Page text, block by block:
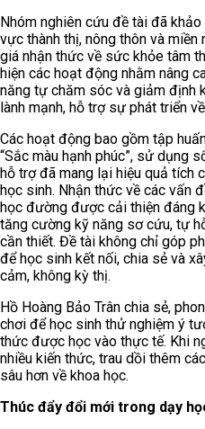
Nhóm nghiên cứu đề tài đã
vực thành thị, nông thôn và
giá nhận thức về sức khỏe tâm
hiện các hoạt động nhằm nâng
năng tự chăm sóc và giảm định
lành mạnh, hỗ trợ sự phát triển
Các hoạt động bao gồm tập
“Sắc màu hạnh phúc”, sử dụng
hỗ trợ đã mang lại hiệu quả tích
học sinh. Nhận thức về các vấn
học đường được cải thiện đáng
tăng cường kỹ năng sơ cứu, tự
cần thiết. Đề tài không chỉ góp
để học sinh kết nối, chia sẻ và
cảm, không kỳ thị.
Hồ Hoàng Bảo Trân chia sẻ,
chơi để học sinh thử nghiệm ý
thức được học vào thực tế. Khi
nhiều kiến thức, trau dồi thêm
sâu hơn về khoa học.
Thúc đẩy đổi mới trong dạy